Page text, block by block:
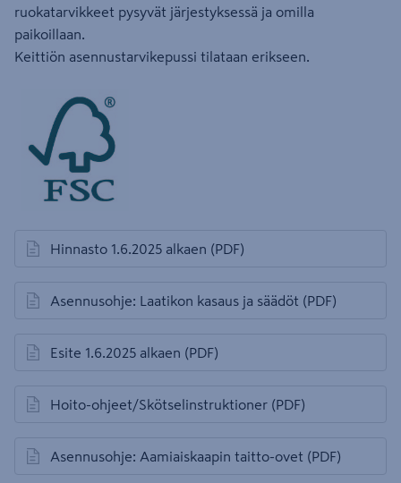
ruokatarvikkeet pysyvät järjestyksessä ja omilla
paikoillaan.
Keittiön asennustarvikepussi tilataan erikseen.
Hinnasto 1.6.2025 alkaen (PDF)
avautuu uuteen välilehteen
Asennusohje: Laatikon kasaus ja säädöt (PDF)
avautuu uuteen välilehteen
Esite 1.6.2025 alkaen (PDF)
avautuu uuteen välilehteen
Hoito-ohjeet/Skötselinstruktioner (PDF)
avautuu uuteen välilehteen
Asennusohje: Aamiaiskaapin taitto-ovet (PDF)
avautuu uuteen välilehteen